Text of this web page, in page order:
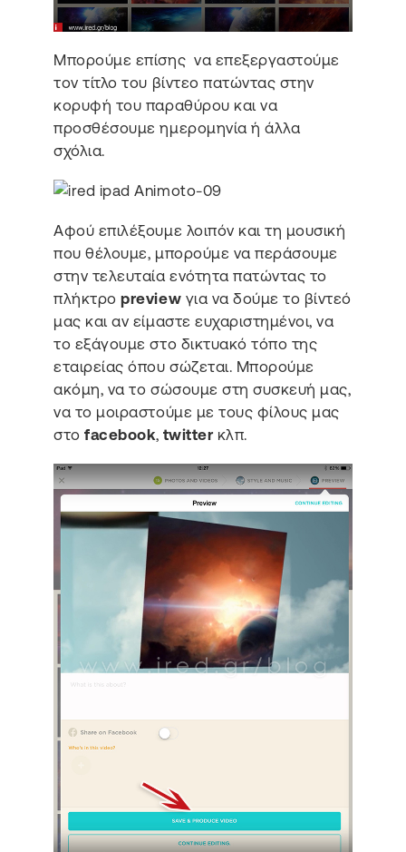
Μπορούμε επίσης να επεξεργαστούμε
τον τίτλο του βίντεο πατώντας στην
κορυφή του παραθύρου και να
προσθέσουμε ημερομηνία ή άλλα
σχόλια.
Αφού επιλέξουμε λοιπόν και τη μουσική
που θέλουμε, μπορούμε να περάσουμε
στην τελευταία ενότητα πατώντας το
πλήκτροpreview για να δούμε το βίντεό
μας και αν είμαστε ευχαριστημένοι, να
το εξάγουμε στο δικτυακό τόπο της
εταιρείας όπου σώζεται. Μπορούμε
ακόμη, να το σώσουμε στη συσκευή μας,
να το μοιραστούμε με τους φίλους μας
στοfacebook, twitter κλπ.